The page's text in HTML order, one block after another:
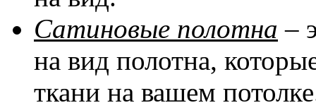
Сатиновые полотна –
на вид полотна,
ткани на вашем